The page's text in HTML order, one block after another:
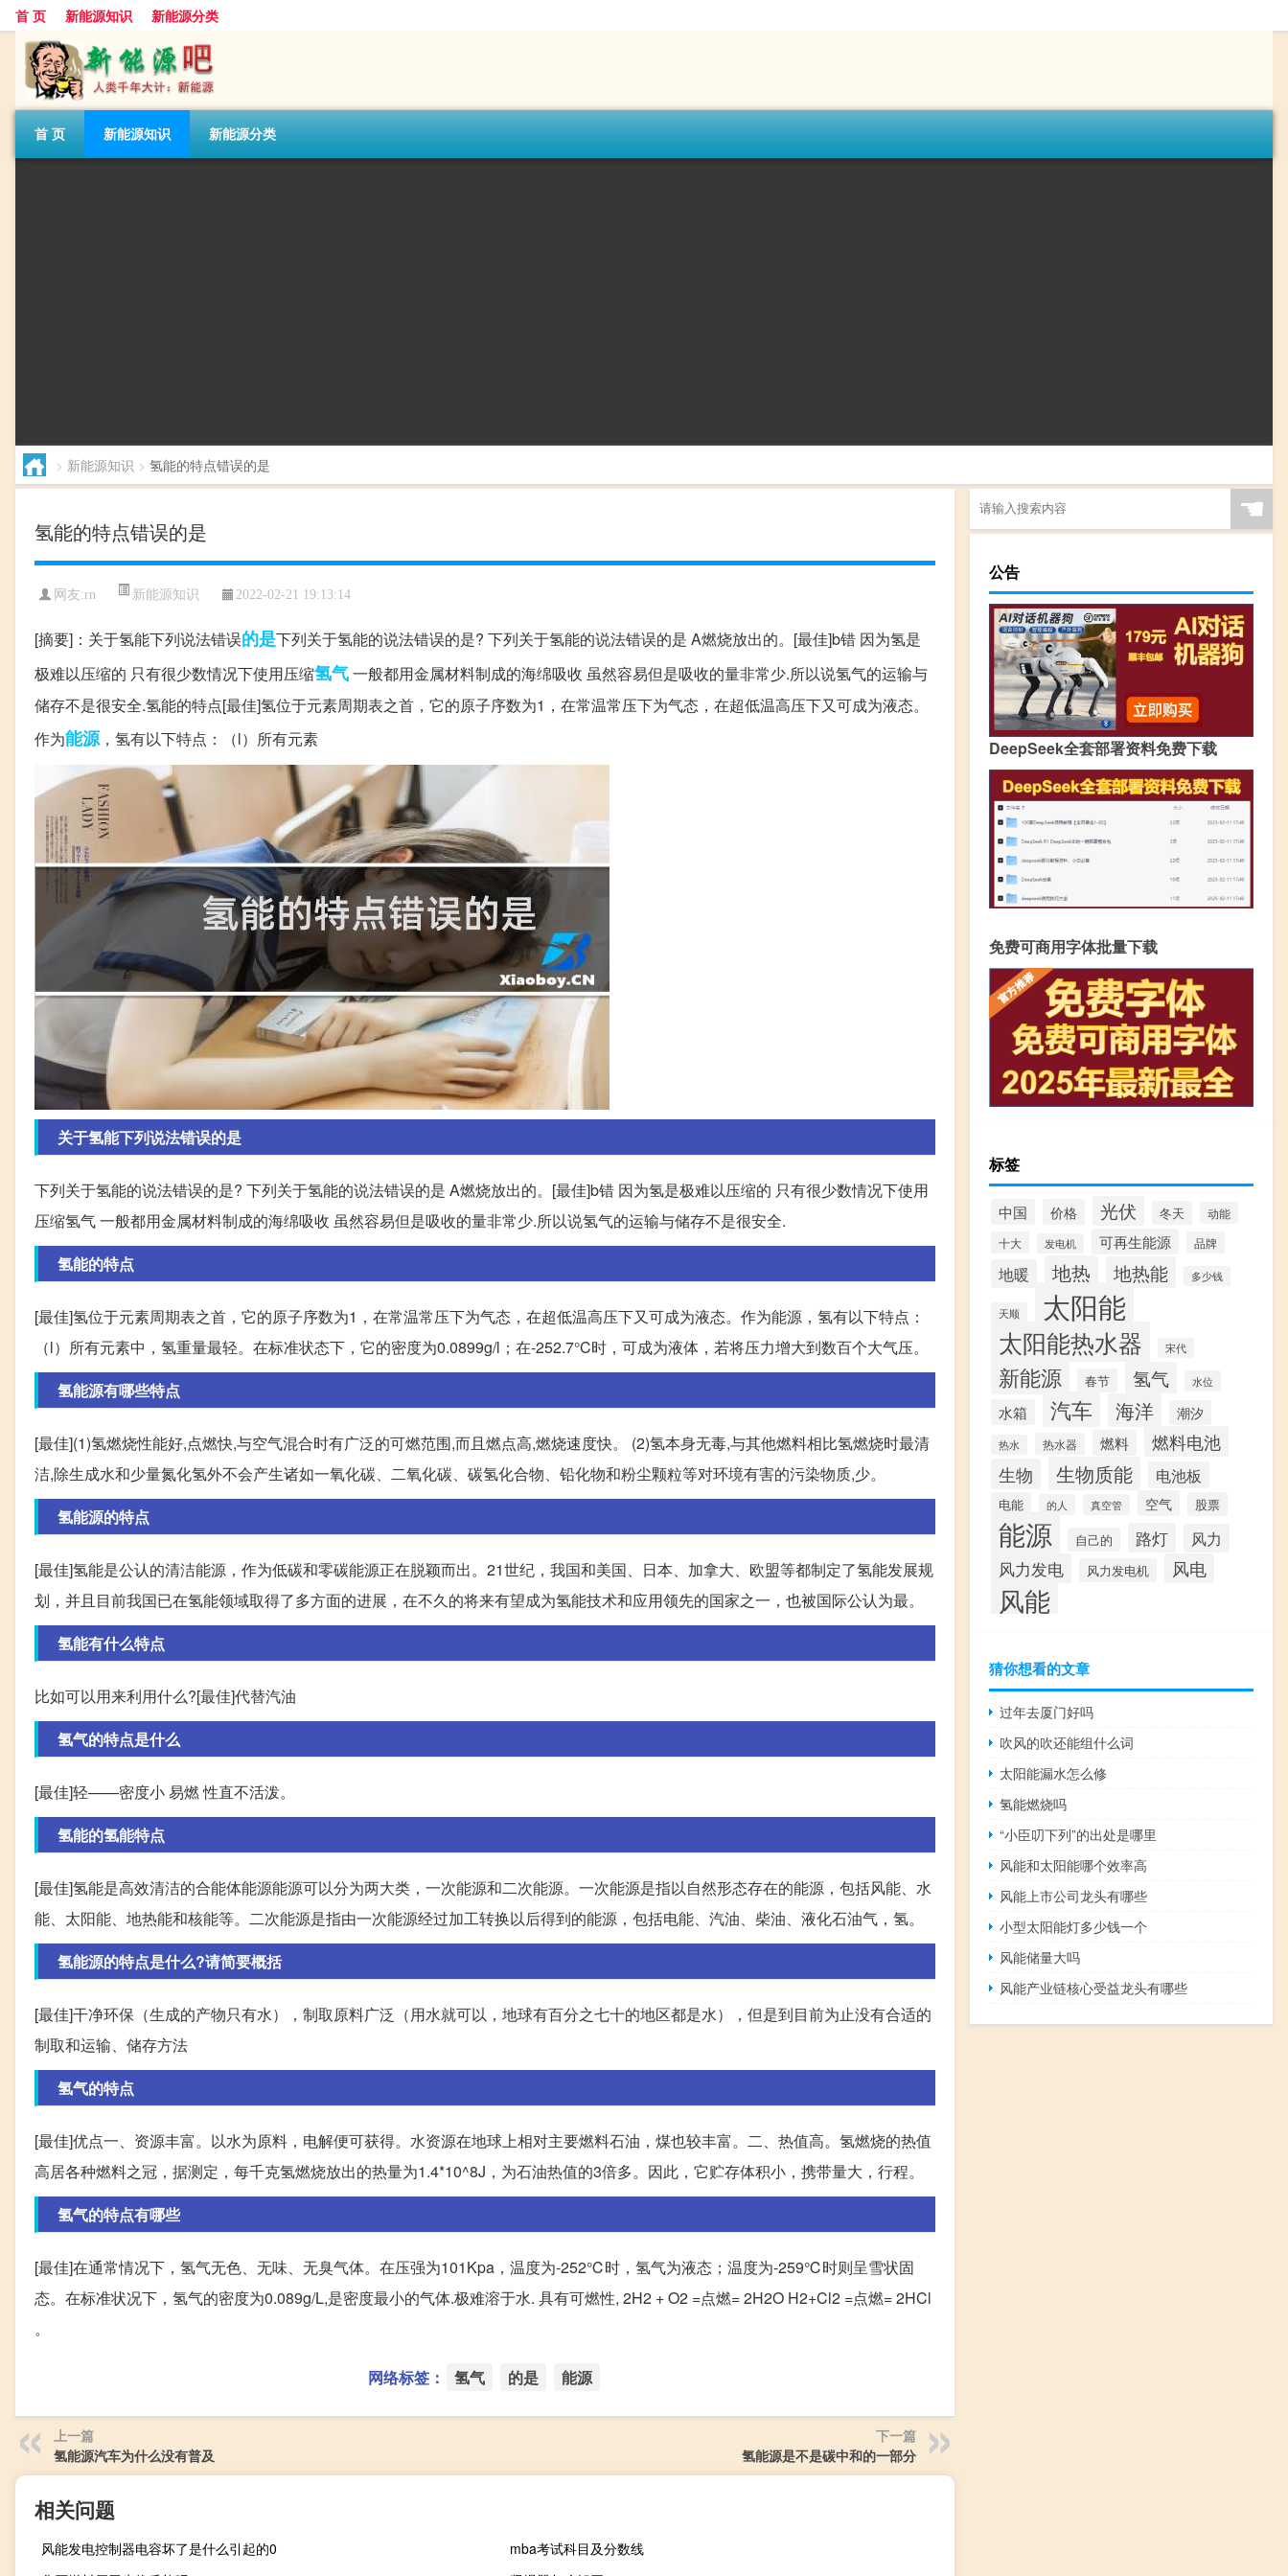
首 页 新能源知识 新能源分类
首 页 新能源知识 新能源分类
> 新能源知识 > 氢能的特点错误的是
氢能的特点错误的是
网友:rn 新能源知识 2022-02-21 19:13:14
[摘要]：关于氢能下列说法错误的是下列关于氢能的说法错误的是? 下列关于氢能的说法错误的是 A燃烧放出的。[最佳]b错 因为氢是
极难以压缩的 只有很少数情况下使用压缩氢气一般都用金属材料制成的海绵吸收 虽然容易但是吸收的量非常少.所以说氢气的运输与
储存不是很安全.氢能的特点[最佳]氢位于元素周期表之首，它的原子序数为1，在常温常压下为气态，在超低温高压下又可成为液态。
作为能源，氢有以下特点：（l）所有元素
关于氢能下列说法错误的是
下列关于氢能的说法错误的是? 下列关于氢能的说法错误的是 A燃烧放出的。[最佳]b错 因为氢是极难以压缩的 只有很少数情况下使用
压缩氢气 一般都用金属材料制成的海绵吸收 虽然容易但是吸收的量非常少.所以说氢气的运输与储存不是很安全.
氢能的特点
[最佳]氢位于元素周期表之首，它的原子序数为1，在常温常压下为气态，在超低温高压下又可成为液态。作为能源，氢有以下特点：
（l）所有元素中，氢重量最轻。在标准状态下，它的密度为0.0899g/l；在-252.7°C时，可成为液体，若将压力增大到数百个大气压。
氢能源有哪些特点
[最佳](1)氢燃烧性能好,点燃快,与空气混合时有广泛的可燃范围,而且燃点高,燃烧速度快。 (2)氢本身无毒,与其他燃料相比氢燃烧时最清
洁,除生成水和少量氮化氢外不会产生诸如一氧化碳、二氧化碳、碳氢化合物、铅化物和粉尘颗粒等对环境有害的污染物质,少。
氢能源的特点
[最佳]氢能是公认的清洁能源，作为低碳和零碳能源正在脱颖而出。21世纪，我国和美国、日本、加拿大、欧盟等都制定了氢能发展规
划，并且目前我国已在氢能领域取得了多方面的进展，在不久的将来有望成为氢能技术和应用领先的国家之一，也被国际公认为最。
氢能有什么特点
比如可以用来利用什么?[最佳]代替汽油
氢气的特点是什么
[最佳]轻——密度小 易燃 性直不活泼。
氢能的氢能特点
[最佳]氢能是高效清洁的合能体能源能源可以分为两大类，一次能源和二次能源。一次能源是指以自然形态存在的能源，包括风能、水
能、太阳能、地热能和核能等。二次能源是指由一次能源经过加工转换以后得到的能源，包括电能、汽油、柴油、液化石油气，氢。
氢能源的特点是什么?请简要概括
[最佳]干净环保（生成的产物只有水），制取原料广泛（用水就可以，地球有百分之七十的地区都是水），但是到目前为止没有合适的
制取和运输、储存方法
氢气的特点
[最佳]优点一、资源丰富。以水为原料，电解便可获得。水资源在地球上相对主要燃料石油，煤也较丰富。二、热值高。氢燃烧的热值
高居各种燃料之冠，据测定，每千克氢燃烧放出的热量为1.4*10^8J，为石油热值的3倍多。因此，它贮存体积小，携带量大，行程。
氢气的特点有哪些
[最佳]在通常情况下，氢气无色、无味、无臭气体。在压强为101Kpa，温度为-252℃时，氢气为液态；温度为-259℃时则呈雪状固
态。在标准状况下，氢气的密度为0.089g/L,是密度最小的气体.极难溶于水. 具有可燃性, 2H2 + O2 =点燃= 2H2O H2+Cl2 =点燃= 2HCl
。
网络标签： 氢气 的是 能源
上一篇
氢能源汽车为什么没有普及
下一篇
氢能源是不是碳中和的一部分
相关问题
风能发电控制器电容坏了是什么引起的0
mba考试科目及分数线
☚
公告
DeepSeek全套部署资料免费下载
免费可商用字体批量下载
标签
中国 价格 光伏 冬天
动能
十大
发电机 可再生能源 品牌
地暖 地热 地热能 多少钱
天顺 太阳能
太阳能热水器 宋代
新能源 春节 氢气 水位
水箱 汽车 海洋 潮汐
热水 热水器 燃料
燃料电池
生物
生物质能 电池板
电能 的人 真空管 空气 股票
能源 自己的 路灯 风力
风力发电 风力发电机 风电
风能
猜你想看的文章
过年去厦门好吗
吹风的吹还能组什么词
太阳能漏水怎么修
氢能燃烧吗
“小臣叨下列”的出处是哪里
风能和太阳能哪个效率高
风能上市公司龙头有哪些
小型太阳能灯多少钱一个
风能储量大吗
风能产业链核心受益龙头有哪些